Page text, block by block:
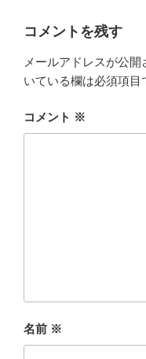
コメントを残す
メールアドレスが公開
いている欄は必須項目
コメント ※
名前 ※